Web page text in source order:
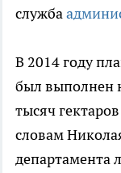
служба
В 2014 году
был выполнен
тысяч
словам
департамента